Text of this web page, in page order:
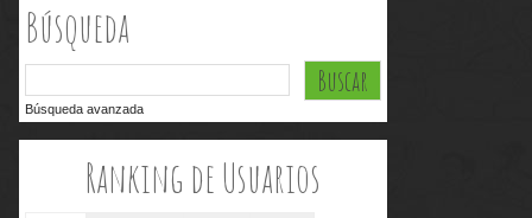
Búsqueda
Búsqueda avanzada
Ranking de Usuarios